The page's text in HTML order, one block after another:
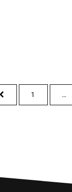
PREVIOUS
PAGE
PAGE
1 …